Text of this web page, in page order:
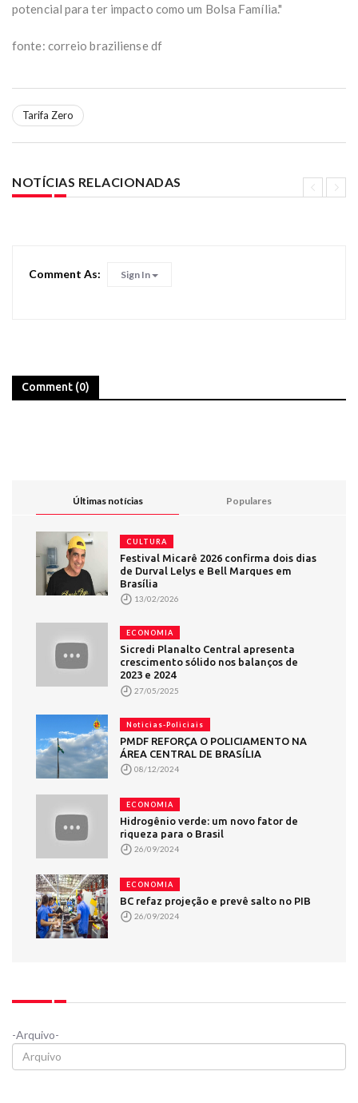
potencial para ter impacto como um Bolsa Família."
fonte: correio braziliense df
Tarifa Zero
NOTÍCIAS RELACIONADAS
Comment As: Sign In
Comment (0)
Últimas notícias Populares
CULTURA
Festival Micarê 2026 confirma dois dias
de Durval Lelys e Bell Marques em
Brasília
13/02/2026
ECONOMIA
Sicredi Planalto Central apresenta
crescimento sólido nos balanços de
2023 e 2024
27/05/2025
Noticias-Policiais
PMDF REFORÇA O POLICIAMENTO NA
ÁREA CENTRAL DE BRASÍLIA
08/12/2024
ECONOMIA
Hidrogênio verde: um novo fator de
riqueza para o Brasil
26/09/2024
ECONOMIA
BC refaz projeção e prevê salto no PIB
26/09/2024
-Arquivo-